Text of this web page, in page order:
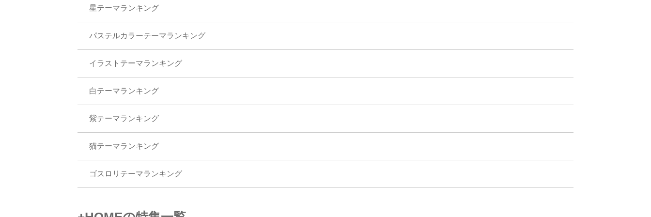
星テーマランキング
パステルカラーテーマランキング
イラストテーマランキング
白テーマランキング
紫テーマランキング
猫テーマランキング
ゴスロリテーマランキング